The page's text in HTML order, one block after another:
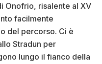
Onofrio, risalente al XV
facilmente
del percorso. Ci è
Stradun per
lungo il fianco della